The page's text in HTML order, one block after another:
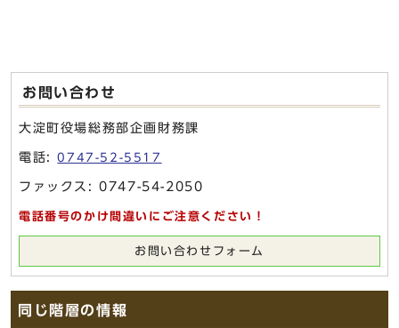
お問い合わせ
大淀町役場総務部企画財務課
電話:0747-52-5517
ファックス: 0747-54-2050
電話番号のかけ間違いにご注意ください！
お問い合わせフォーム
同じ階層の情報